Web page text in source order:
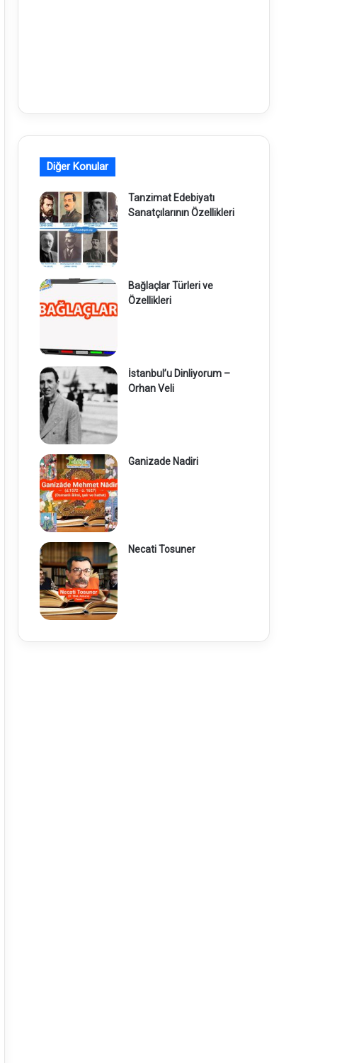
Diğer Konular
Tanzimat Edebiyatı
Sanatçılarının Özellikleri
Bağlaçlar Türleri ve
Özellikleri
İstanbul’u Dinliyorum –
Orhan Veli
Ganizade Nadiri
Necati Tosuner